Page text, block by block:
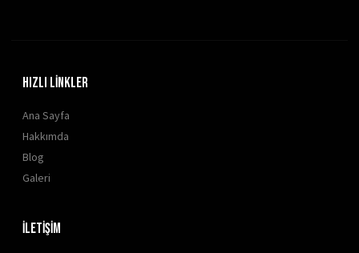
HIZLI LİNKLER
Ana Sayfa
Hakkımda
Blog
Galeri
İLETİŞİM